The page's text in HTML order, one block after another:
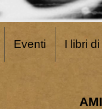
Eventi I libri